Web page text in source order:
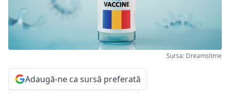
Sursa: Dreamstime
Adaugă-ne ca sursă preferată